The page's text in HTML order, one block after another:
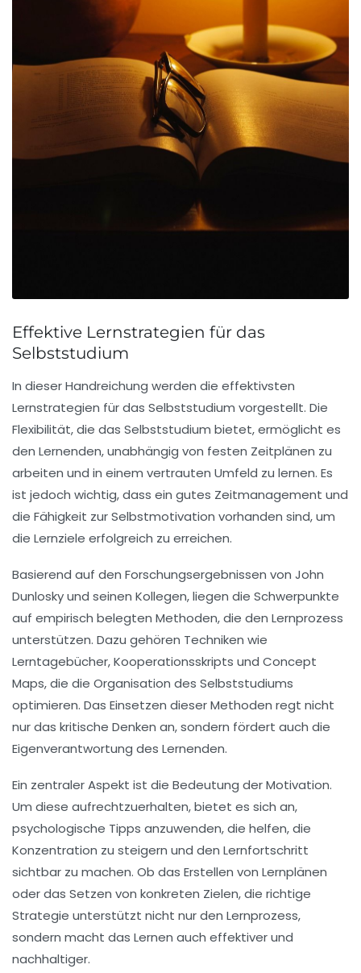
Effektive Lernstrategien für das
Selbststudium
In dieser Handreichung werden die effektivsten
Lernstrategien für das Selbststudium vorgestellt. Die
Flexibilität, die das Selbststudium bietet, ermöglicht es
den Lernenden, unabhängig von festen Zeitplänen zu
arbeiten und in einem vertrauten Umfeld zu lernen. Es
ist jedoch wichtig, dass ein gutes Zeitmanagement und
die Fähigkeit zurSelbstmotivation vorhanden sind, um
die Lernziele erfolgreich zu erreichen.
Basierend auf den Forschungsergebnissen von John
Dunlosky und seinen Kollegen, liegen die Schwerpunkte
auf empirisch belegten Methoden, die den Lernprozess
unterstützen. Dazu gehören Techniken wie
Lerntagebücher,Kooperationsskripts und Concept
Maps, die die Organisation des Selbststudiums
optimieren. Das Einsetzen dieser Methoden regt nicht
nur das kritische Denken an, sondern fördert auch die
Eigenverantwortung des Lernenden.
Ein zentraler Aspekt ist die Bedeutung derMotivation.
Um diese aufrechtzuerhalten, bietet es sich an,
psychologische Tipps anzuwenden, die helfen, die
Konzentration zu steigern und den Lernfortschritt
sichtbar zu machen. Ob das Erstellen von Lernplänen
oder das Setzen von konkreten Zielen, die richtige
Strategie unterstützt nicht nur den Lernprozess,
sondern macht das Lernen auch effektiver und
nachhaltiger.